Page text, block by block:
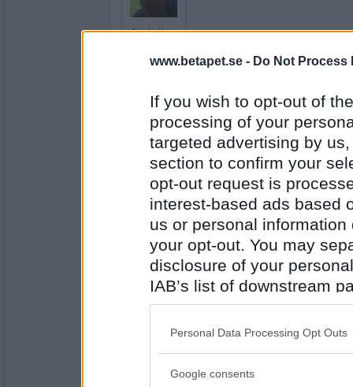
www.betapet.se - Do Not Process
If you wish to opt-out of
processing of your
targeted advertising by
section to confirm your
opt-out request is
interest-based ads based
us or personal
your opt-out. You may
disclosure of your
IAB’s list of downstream
also be disclosed by us
Downstream Participants
Please note that this
Personal Data Processing Opt Outs
Google consents
Antal inlägg:
- Ej medlem längre
Antal inlägg: 772
3722
(Fjupplisa - jag svarade på ditt nystädat,
nystädat!!!)
dagligen